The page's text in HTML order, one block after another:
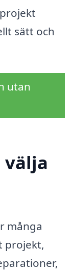
sätt och
utan
välja
många
projekt,